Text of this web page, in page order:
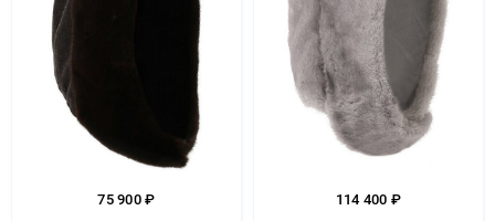
75 900 ₽ 114 400 ₽